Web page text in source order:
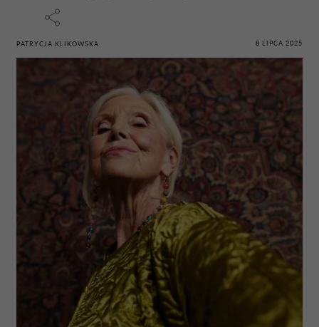
PATRYCJA KLIKOWSKA 8 LIPCA 2025